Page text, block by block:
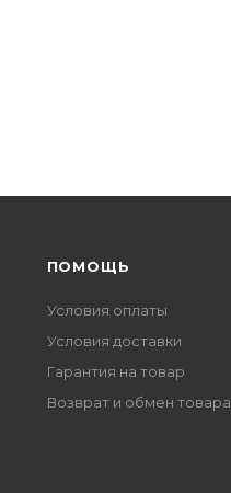
ПОМОЩЬ
Условия оплаты
Условия доставки
Гарантия на товар
Возврат и обмен товара